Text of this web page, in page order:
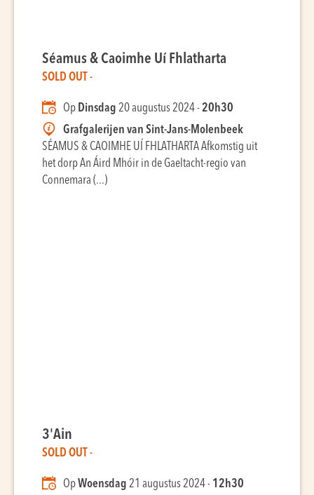
Séamus & Caoimhe Uí Fhlatharta
SOLD OUT -
Op Dinsdag 20 augustus 2024 -20h30
Grafgalerijen van Sint-Jans-Molenbeek
SÉAMUS & CAOIMHE UÍ FHLATHARTA Afkomstig uit
het dorp An Áird Mhóir in de Gaeltacht-regio van
Connemara (...)
3'Ain
SOLD OUT -
OpWoensdag 21 augustus 2024 - 12h30